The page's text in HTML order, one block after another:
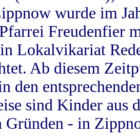
wurde im
Freudenfier
Lokalvikariat
Ab diesem
den
sind Kinder aus
- in